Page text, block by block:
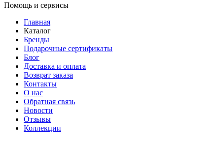
Помощь и сервисы
Главная
Каталог
Бренды
Подарочные сертификаты
Блог
Доставка и оплата
Возврат заказа
Контакты
О нас
Обратная связь
Новости
Отзывы
Коллекции